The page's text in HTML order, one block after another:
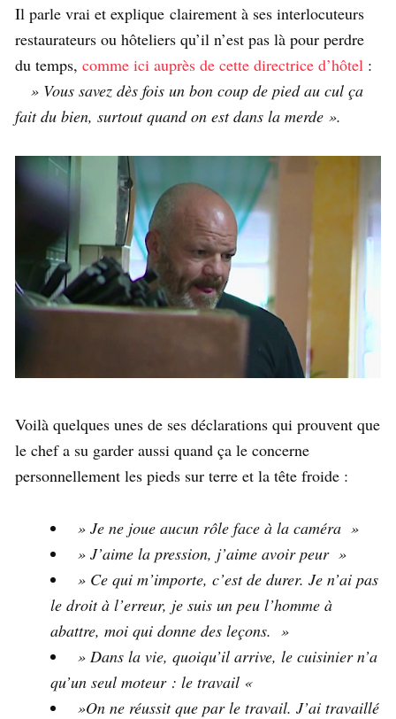
Il parle vrai et explique clairement à ses interlocuteurs
restaurateurs ou hôteliers qu’il n’est pas là pour perdre
du temps, comme ici auprès de cette directrice d’hôtel :
» Vous savez dès fois un bon coup de pied au cul ça
fait du bien, surtout quand on est dans la merde ».
Voilà quelques unes de ses déclarations qui prouvent que
le chef a su garder aussi quand ça le concerne
personnellement les pieds sur terre et la tête froide :
» Je ne joue aucun rôle face à la caméra »
» J’aime la pression, j’aime avoir peur »
» Ce qui m’importe, c’est de durer. Je n’ai pas
le droit à l’erreur, je suis un peu l’homme à
abattre, moi qui donne des leçons. »
» Dans la vie, quoiqu’il arrive, le cuisinier n’a
qu’un seul moteur : le travail «
»On ne réussit que par le travail. J’ai travaillé